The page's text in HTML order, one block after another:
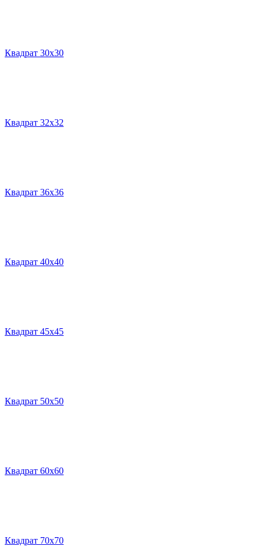
Квадрат 30х30
Квадрат 32х32
Квадрат 36х36
Квадрат 40х40
Квадрат 45х45
Квадрат 50х50
Квадрат 60х60
Квадрат 70х70